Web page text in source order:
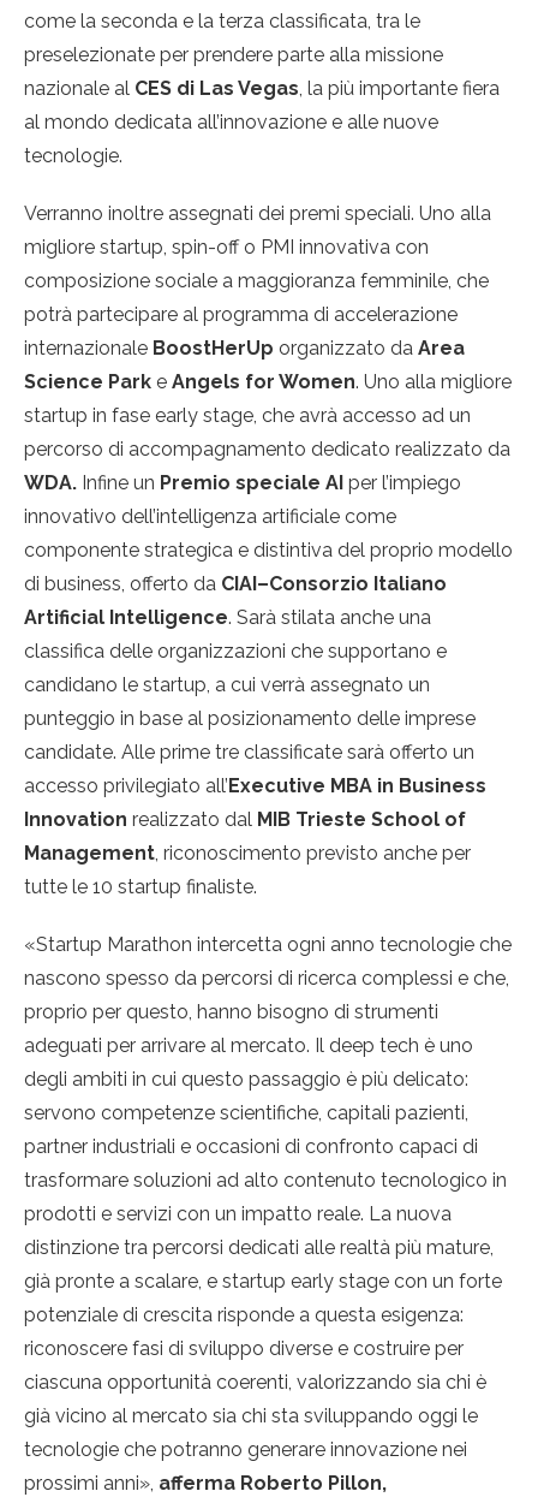
come la seconda e la terza classificata, tra le
preselezionate per prendere parte alla missione
nazionale al CES di Las Vegas , la più importante fiera
al mondo dedicata all’innovazione e alle nuove
tecnologie.
Verranno inoltre assegnati dei premi speciali. Uno alla
migliore startup, spin-off o PMI innovativa con
composizione sociale a maggioranza femminile, che
potrà partecipare al programma di accelerazione
internazionale BoostHerUp organizzato da Area
Science Park e Angels for Women. Uno alla migliore
startup in fase early stage, che avrà accesso ad un
percorso di accompagnamento dedicato realizzato da
WDA. Infine un Premio speciale AI per l’impiego
innovativo dell’intelligenza artificiale come
componente strategica e distintiva del proprio modello
di business, offerto da CIAI–Consorzio Italiano
Artificial Intelligence. Sarà stilata anche una
classifica delle organizzazioni che supportano e
candidano le startup, a cui verrà assegnato un
punteggio in base al posizionamento delle imprese
candidate. Alle prime tre classificate sarà offerto un
accesso privilegiato all’Executive MBA in Business
Innovation realizzato dal MIB Trieste School of
Management , riconoscimento previsto anche per
tutte le 10 startup finaliste.
«Startup Marathon intercetta ogni anno tecnologie che
nascono spesso da percorsi di ricerca complessi e che,
proprio per questo, hanno bisogno di strumenti
adeguati per arrivare al mercato. Il deep tech è uno
degli ambiti in cui questo passaggio è più delicato:
servono competenze scientifiche, capitali pazienti,
partner industriali e occasioni di confronto capaci di
trasformare soluzioni ad alto contenuto tecnologico in
prodotti e servizi con un impatto reale. La nuova
distinzione tra percorsi dedicati alle realtà più mature,
già pronte a scalare, e startup early stage con un forte
potenziale di crescita risponde a questa esigenza:
riconoscere fasi di sviluppo diverse e costruire per
ciascuna opportunità coerenti, valorizzando sia chi è
già vicino al mercato sia chi sta sviluppando oggi le
tecnologie che potranno generare innovazione nei
prossimi anni», afferma Roberto Pillon,